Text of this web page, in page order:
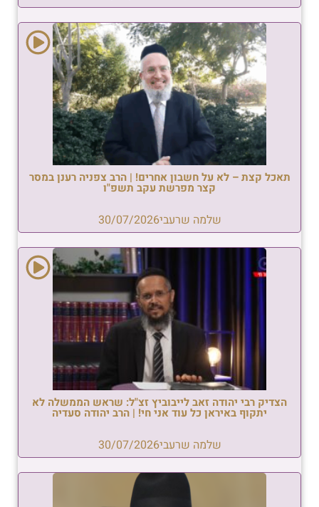
תאכל קצת – לא על חשבון אחרים! | הרב צפניה רענן במסר
קצר מפרשת עקב תשפ"ו
שלמה שרעבי30/07/2026
הצדיק רבי יהודה זאב לייבוביץ זצ"ל: שראש הממשלה לא
יתקוף באיראן כל עוד אני חי! | הרב יהודה סעדיה
שלמה שרעבי30/07/2026